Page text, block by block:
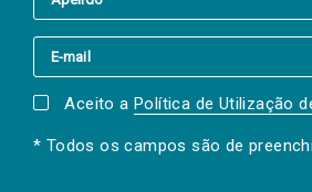
Aceito a Política de Utilização
* Todos os campos são de